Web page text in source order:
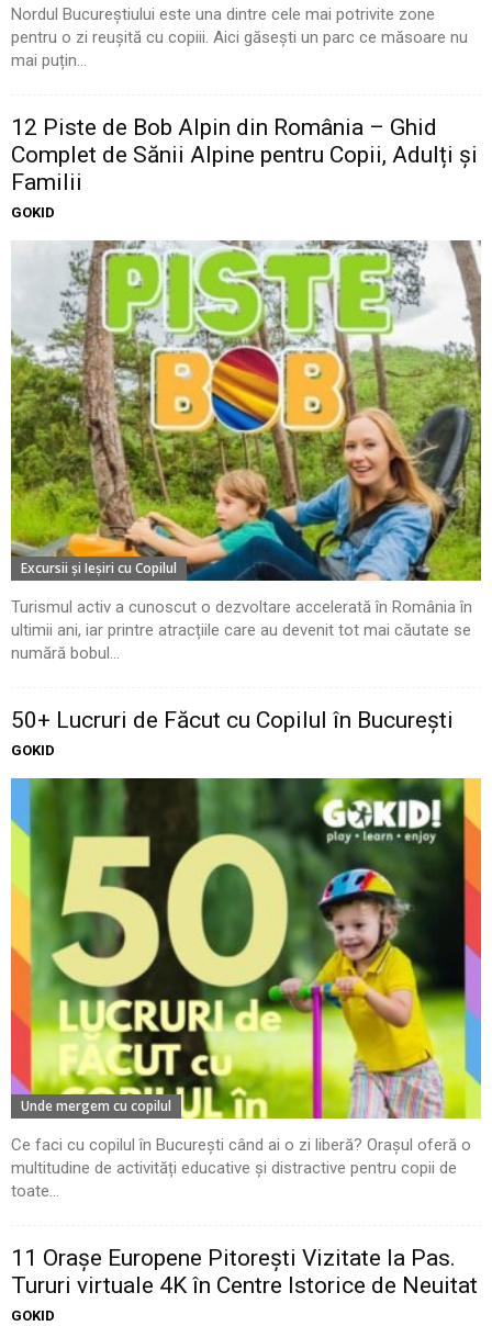
Nordul Bucureștiului este una dintre cele mai potrivite zone
pentru o zi reușită cu copiii. Aici găsești un parc ce măsoare nu
mai puțin...
12 Piste de Bob Alpin din România – Ghid
Complet de Sănii Alpine pentru Copii, Adulți și
Familii
GOKID
Excursii şi Ieşiri cu Copilul
Turismul activ a cunoscut o dezvoltare accelerată în România în
ultimii ani, iar printre atracțiile care au devenit tot mai căutate se
numără bobul...
50+ Lucruri de Făcut cu Copilul în București
GOKID
Unde mergem cu copilul
Ce faci cu copilul în București când ai o zi liberă? Orașul oferă o
multitudine de activități educative și distractive pentru copii de
toate...
11 Oraşe Europene Pitoreşti Vizitate la Pas.
Tururi virtuale 4K în Centre Istorice de Neuitat
GOKID